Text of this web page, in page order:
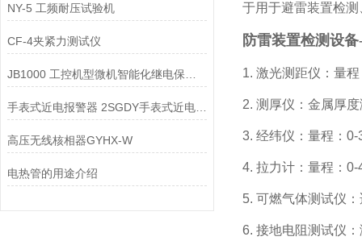
NY-5 工频耐压试验机
CF-4夹紧力测试仪
手表式近电报警器 2SGDY手表式近电报警器2SG64
高压无线核相器GYHX-W
电热管的用途介绍
于用于避雷装置检
防雷装置检测设
1. 激光测距仪：量
2. 测厚仪：金属厚
3. 经纬仪：量程：
4. 拉力计：量程：
5. 可燃气体测试仪
6. 接地电阻测试仪